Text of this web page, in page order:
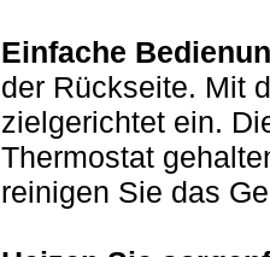
Einfache
der Rückseite. Mit
zielgerichtet ein.
Thermostat
reinigen Sie das